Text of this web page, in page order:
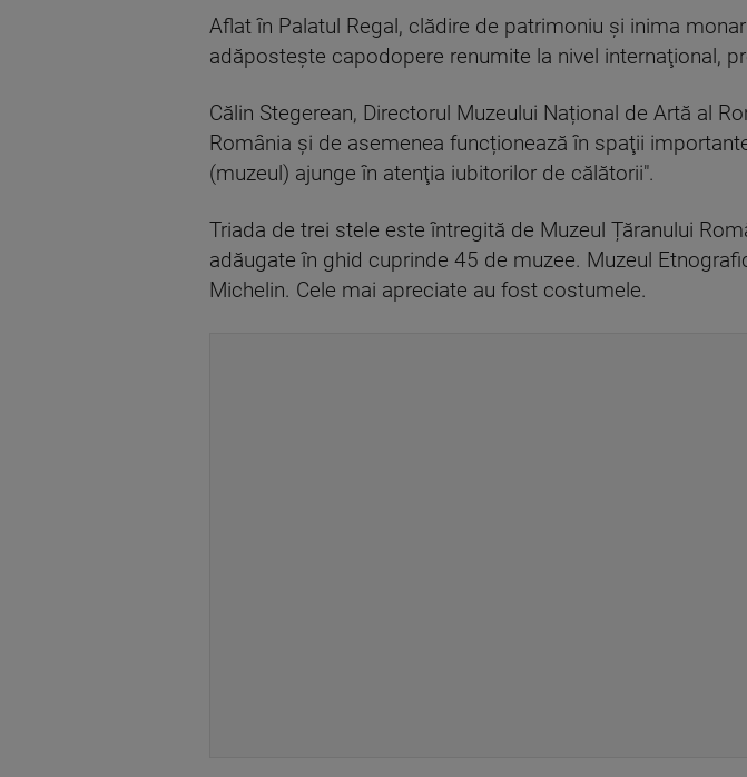
Aflat în Palatul Regal, clădire de patrimoniu și inima
adăposteşte capodopere renumite la nivel internaţional,
Călin Stegerean, Directorul Muzeului Național de Artă al
România şi de asemenea funcționează în spaţii
(muzeul) ajunge în atenţia iubitorilor de călătorii".
Triada de trei stele este întregită de Muzeul Țăranului
adăugate în ghid cuprinde 45 de muzee. Muzeul
Michelin. Cele mai apreciate au fost costumele.